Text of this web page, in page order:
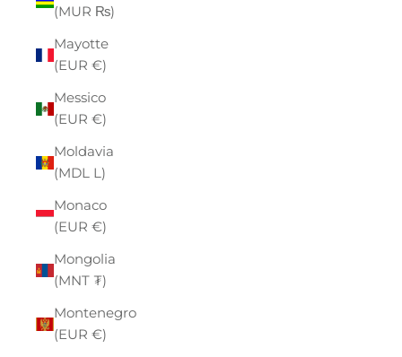
(MUR ₨)
Mayotte
(EUR €)
Messico
(EUR €)
Moldavia
(MDL L)
Monaco
(EUR €)
Mongolia
(MNT ₮)
Montenegro
(EUR €)